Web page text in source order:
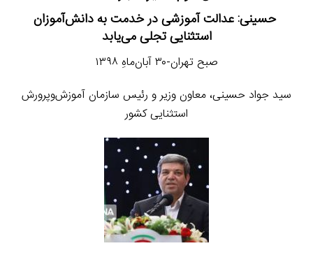
حسینی: عدالت آموزشی در خدمت به دانش‌آموزان
استثنایی تجلی می‌یابد
صبح تهران-۳۰ آبان‌ماهِ ۱۳۹۸
سید جواد حسینی، معاون وزیر و رئیس سازمان آموزش‌وپرورش
استثنایی کشور